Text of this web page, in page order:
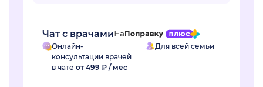
Чат с врачами
Онлайн-
консультации врачей
в чате от 499 ₽ / мес
Для всей семьи